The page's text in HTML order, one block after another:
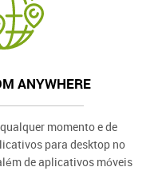
ANYWHERE
momento e de
para desktop no
de aplicativos móveis